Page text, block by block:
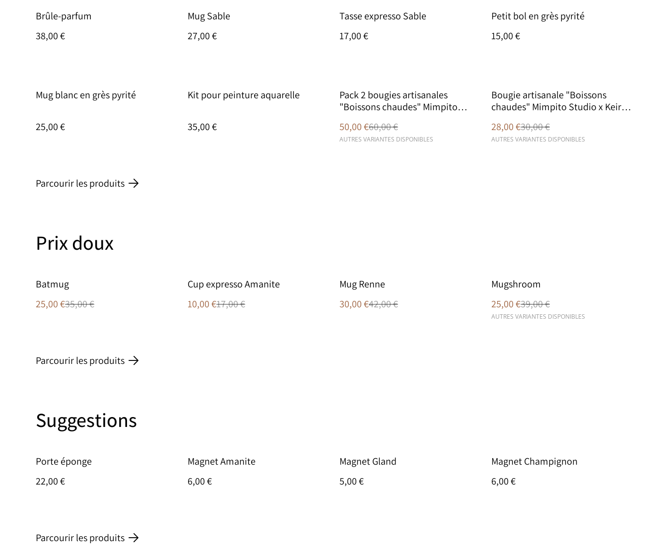
Brûle-parfum
38,00 €
Mug Sable
27,00 €
Tasse expresso Sable
17,00 €
Petit bol en grès pyrité
15,00 €
Mug blanc en grès pyrité
25,00 €
Kit pour peinture aquarelle
35,00 €
%
Pack 2 bougies artisanales
"Boissons chaudes" Mimpito
50,00 €60,00 €
AUTRES VARIANTES DISPONIBLES
%
Bougie artisanale "Boissons
chaudes" Mimpito Studio x Keira
28,00 €30,00 €
AUTRES VARIANTES DISPONIBLES
Parcourir les produits
Prix doux
%
Batmug
25,00 €35,00 €
%
Cup expresso Amanite
10,00 €17,00 €
%
Mug Renne
30,00 €42,00 €
%
Mugshroom
25,00 €39,00 €
AUTRES VARIANTES DISPONIBLES
Parcourir les produits
Suggestions
Porte éponge
22,00 €
Magnet Amanite
6,00 €
Magnet Gland
5,00 €
Magnet Champignon
6,00 €
Parcourir les produits